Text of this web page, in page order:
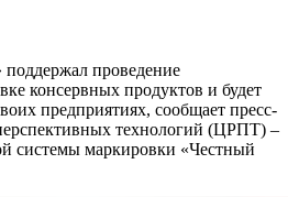
проведение
консервных продуктов и будет
предприятиях, сообщает пресс-
технологий (ЦРПТ) –
системы маркировки «Честный